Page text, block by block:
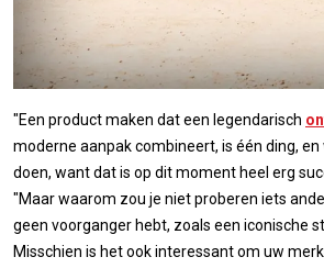
"Een product maken dat een legendarisch
moderne aanpak combineert, is één ding,
doen, want dat is op dit moment heel erg
"Maar waarom zou je niet proberen iets
geen voorganger hebt, zoals een iconische
Misschien is het ook interessant om uw